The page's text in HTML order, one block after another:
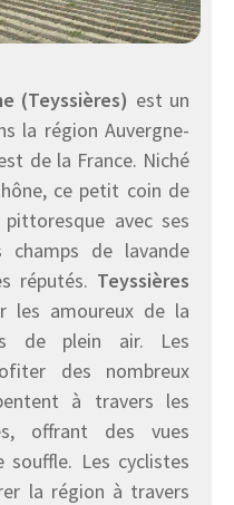
(Teyssières) est un
la région Auvergne-
de la France. Niché
ce petit coin de
avec ses
champs de lavande
réputés. Teyssières
les amoureux de la
de plein air. Les
des nombreux
à travers les
offrant des vues
souffle. Les cyclistes
la région à travers